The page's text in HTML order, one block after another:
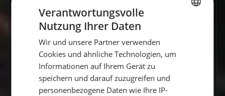
Segelyacht – perfekt für Einsteiger und
Segelfans. Dein unvergesslicher Segelurlaub
wartet! ⛵
Vicci•9. Januar 2025
Mehr erfahren
Verantwortungsvolle
Nutzung Ihrer Daten
Wir und unsere Partner verwenden
Cookies und ähnliche Technologien, um
Informationen auf Ihrem Gerät zu
speichern und darauf zuzugreifen und
personenbezogene Daten wie Ihre IP-